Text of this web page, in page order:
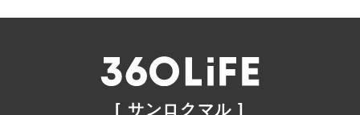
[ サンロクマル ]